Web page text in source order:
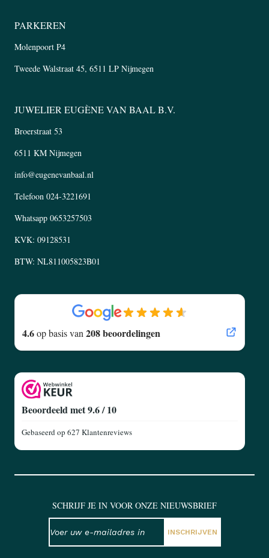
PARKEREN
Molenpoort P4
Tweede Walstraat 45, 6511 LP Nijmegen
JUWELIER EUGÈNE VAN BAAL B.V.
Broerstraat 53
6511 KM Nijmegen
info@eugenevanbaal.nl
Telefoon 024-3221691
Whatsapp 0653257503
KVK: 09128531
BTW: NL811005823B01
4.6op basis van 208 beoordelingen
Beoordeeld met 9.6 / 10
Gebaseerd op 627 Klantenreviews
SCHRIJF JE IN VOOR ONZE NIEUWSBRIEF
INSCHRIJVEN